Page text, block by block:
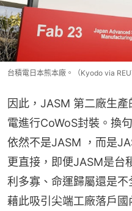
台積電日本熊本廠。（Kyodo via
因此，JASM 第二廠生
電進行CoWoS封裝。換
依然不是JASM ，而是
更直接，即便JASM是台
利多寡、命運歸屬還是
藉此吸引尖端工廠落戶